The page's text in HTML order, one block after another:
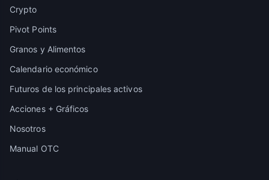
Crypto
Pivot Points
Granos y Alimentos
Calendario económico
Futuros de los principales activos
Acciones + Gráficos
Nosotros
Manual OTC